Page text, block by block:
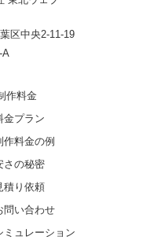
区中央2-11-19
A
作料金
金プラン
作料金の例
さの秘密
積り依頼
問い合わせ
ミュレーション